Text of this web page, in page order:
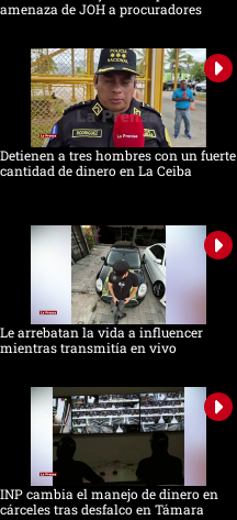
amenaza de JOH a procuradores
Detienen a tres hombres con un fuerte
cantidad de dinero en La Ceiba
Le arrebatan la vida a influencer
mientras transmitía en vivo
INP cambia el manejo de dinero en
cárceles tras desfalco en Támara